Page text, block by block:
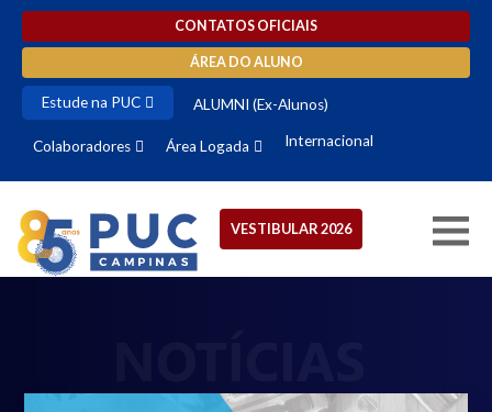
CONTATOS OFICIAIS
ÁREA DO ALUNO
Estude na PUC ALUMNI (Ex-Alunos)
Colaboradores Área Logada Internacional
VESTIBULAR 2026